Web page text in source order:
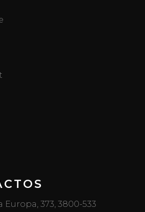
Europa, 373, 3800-533